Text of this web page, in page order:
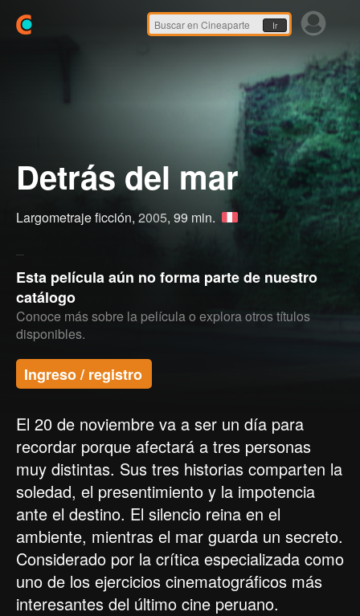
Ir
Detrás del mar
Largometraje ficción, 2005, 99 min.
Esta película aún no forma parte de nuestro
catálogo
Conoce más sobre la película o explora otros títulos
disponibles.
Ingreso / registro
El 20 de noviembre va a ser un día para
recordar porque afectará a tres personas
muy distintas. Sus tres historias comparten la
soledad, el presentimiento y la impotencia
ante el destino. El silencio reina en el
ambiente, mientras el mar guarda un secreto.
Considerado por la crítica especializada como
uno de los ejercicios cinematográficos más
interesantes del último cine peruano.